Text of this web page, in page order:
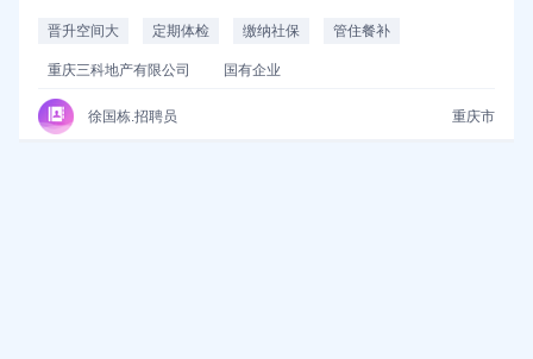
晋升空间大 定期体检 缴纳社保 管住餐补
重庆三科地产有限公司 国有企业
徐国栋.招聘员 重庆市